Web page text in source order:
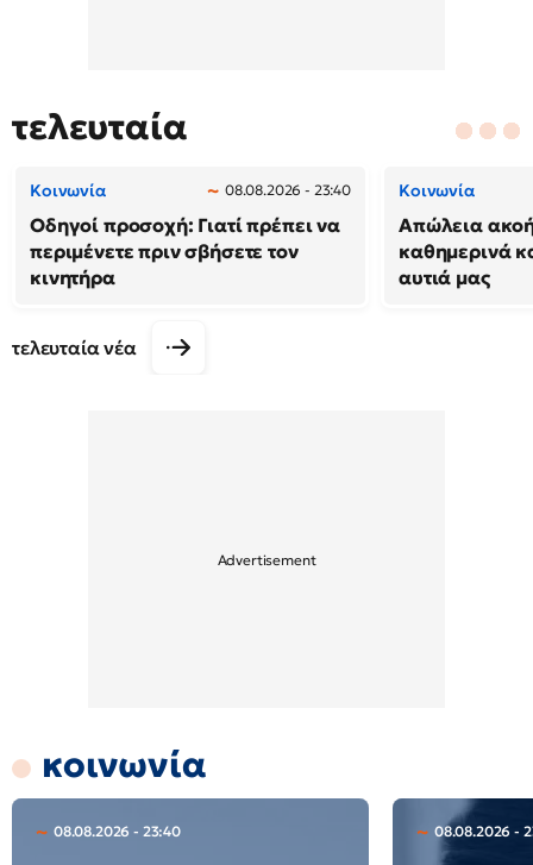
τελευταία
Κοινωνία 08.08.2026 - 23:40
Οδηγοί προσοχή: Γιατί πρέπει να
περιμένετε πριν σβήσετε τον
κινητήρα
Κοινωνία
Απώλεια
καθημερινά
αυτιά μας
τελευταία νέα
κοινωνία
08.08.2026 - 23:40 08.08.2026 -